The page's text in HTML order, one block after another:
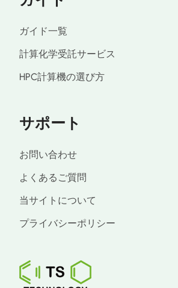
ガイド一覧
計算化学受託サービス
HPC計算機の選び方
サポート
お問い合わせ
よくあるご質問
当サイトについて
プライバシーポリシー